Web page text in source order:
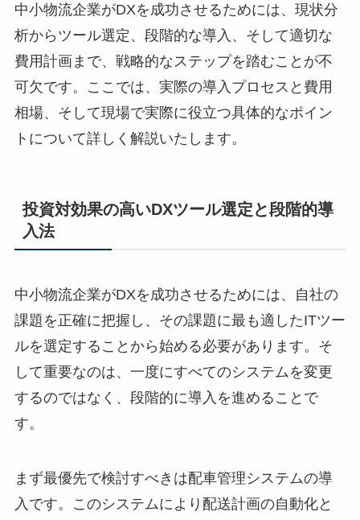
中小物流企業がDXを成功させるためには、現状分
析からツール選定、段階的な導入、そして適切な
費用計画まで、戦略的なステップを踏むことが不
可欠です。ここでは、実際の導入プロセスと費用
相場、そして現場で実際に役立つ具体的なポイン
トについて詳しく解説いたします。
投資対効果の高いDXツール選定と段階的導
入法
中小物流企業がDXを成功させるためには、自社の
課題を正確に把握し、その課題に最も適したITツー
ルを選定することから始める必要があります。そ
して重要なのは、一度にすべてのシステムを変更
するのではなく、段階的に導入を進めることで
す。
まず最優先で検討すべきは配車管理システムの導
入です。このシステムにより配送計画の自動化と